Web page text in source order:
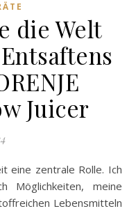
die Welt
Juicer
Möglichkeiten, meine
Lebensmitteln